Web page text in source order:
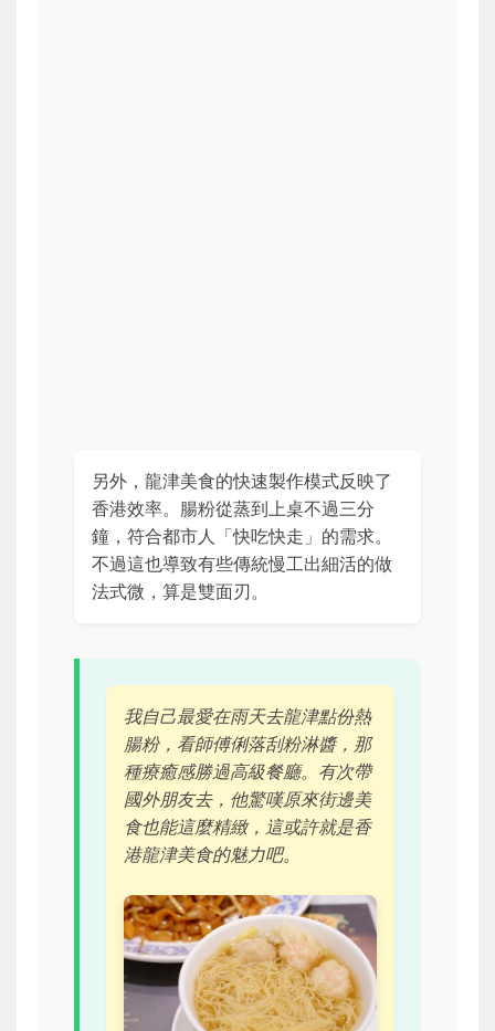
另外，龍津美食的快速製作模式反映了
香港效率。腸粉從蒸到上桌不過三分
鐘，符合都市人「快吃快走」的需求。
不過這也導致有些傳統慢工出細活的做
法式微，算是雙面刃。
我自己最愛在雨天去龍津點份熱
腸粉，看師傅俐落刮粉淋醬，那
種療癒感勝過高級餐廳。有次帶
國外朋友去，他驚嘆原來街邊美
食也能這麼精緻，這或許就是香
港龍津美食的魅力吧。